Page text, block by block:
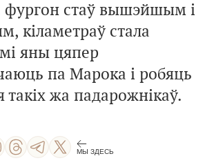
фургон стаў вышэйшым і
кіламетраў стала
яны цяпер
па Марока і робяць
такіх жа падарожнікаў.
МЫ ЗДЕСЬ